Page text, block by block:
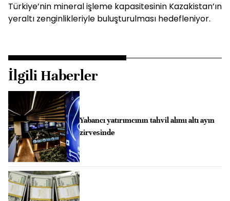
Türkiye’nin mineral işleme kapasitesinin Kazakistan’ın
yeraltı zenginlikleriyle buluşturulması hedefleniyor.
İlgili Haberler
Yabancı yatırımcının tahvil alımı altı ayın
zirvesinde